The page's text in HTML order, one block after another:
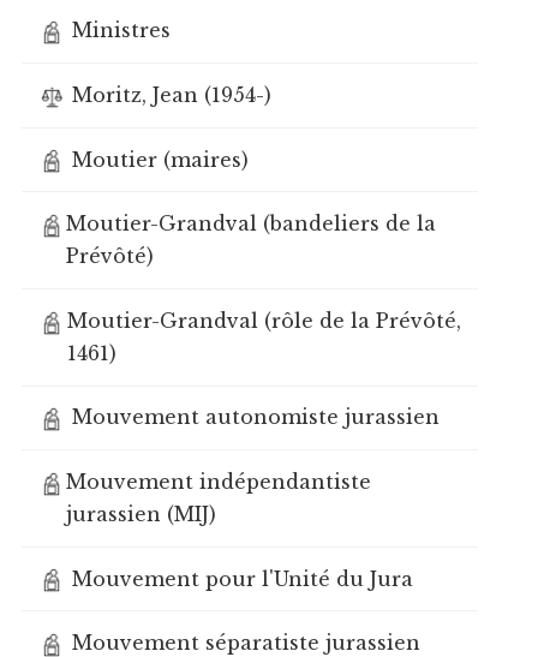
Ministres
Moritz, Jean (1954-)
Moutier (maires)
Moutier-Grandval (bandeliers de la
Prévôté)
Moutier-Grandval (rôle de la Prévôté,
1461)
Mouvement autonomiste jurassien
Mouvement indépendantiste
jurassien (MIJ)
Mouvement pour l'Unité du Jura
Mouvement séparatiste jurassien